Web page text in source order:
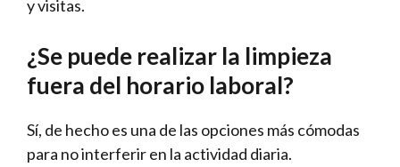
y visitas.
¿Se puede realizar la limpieza
fuera del horario laboral?
Sí, de hecho es una de las opciones más cómodas
para no interferir en la actividad diaria.